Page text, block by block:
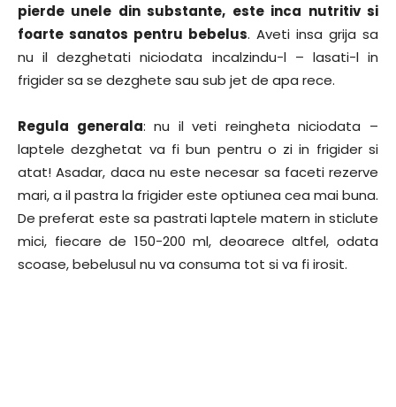
pierde unele din substante, este inca nutritiv si
foarte sanatos pentru bebelus. Aveti insa grija sa
nu il dezghetati niciodata incalzindu-l – lasati-l in
frigider sa se dezghete sau sub jet de apa rece.
Regula generala: nu il veti reingheta niciodata –
laptele dezghetat va fi bun pentru o zi in frigider si
atat! Asadar, daca nu este necesar sa faceti rezerve
mari, a il pastra la frigider este optiunea cea mai buna.
De preferat este sa pastrati laptele matern in sticlute
mici, fiecare de 150-200 ml, deoarece altfel, odata
scoase, bebelusul nu va consuma tot si va fi irosit.